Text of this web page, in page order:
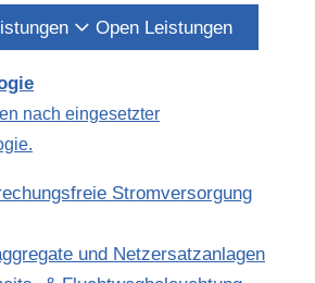
Open Leistungen
nach eingesetzter
Strom­versorgung
und Netz­­ersatz­anlagen